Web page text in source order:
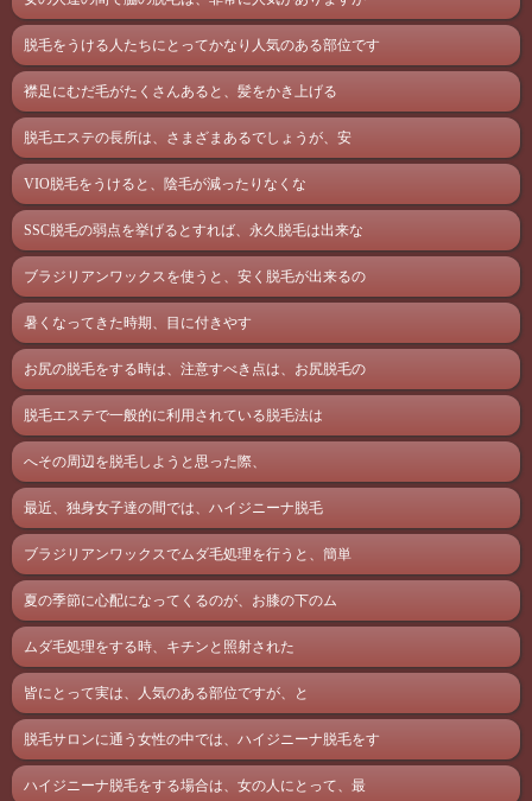
脱毛をうける人たちにとってかなり人気のある部位です
襟足にむだ毛がたくさんあると、髪をかき上げる
脱毛エステの長所は、さまざまあるでしょうが、安
VIO脱毛をうけると、陰毛が減ったりなくな
SSC脱毛の弱点を挙げるとすれば、永久脱毛は出来な
ブラジリアンワックスを使うと、安く脱毛が出来るの
暑くなってきた時期、目に付きやす
お尻の脱毛をする時は、注意すべき点は、お尻脱毛の
脱毛エステで一般的に利用されている脱毛法は
へその周辺を脱毛しようと思った際、
最近、独身女子達の間では、ハイジニーナ脱毛
ブラジリアンワックスでムダ毛処理を行うと、簡単
夏の季節に心配になってくるのが、お膝の下のム
ムダ毛処理をする時、キチンと照射された
皆にとって実は、人気のある部位ですが、と
脱毛サロンに通う女性の中では、ハイジニーナ脱毛をす
ハイジニーナ脱毛をする場合は、女の人にとって、最